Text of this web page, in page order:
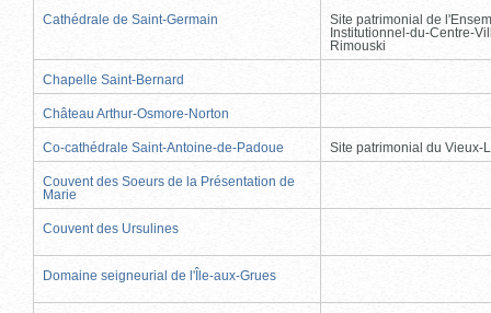
Cathédrale de Saint-Germain
Site patrimonial de
Institutionnel-du-Centre-
Rimouski
Chapelle Saint-Bernard
Château Arthur-Osmore-Norton
Co-cathédrale Saint-Antoine-de-Padoue Site patrimonial du Vieux-
Couvent des Soeurs de la Présentation de
Marie
Couvent des Ursulines
Domaine seigneurial de l'Île-aux-Grues